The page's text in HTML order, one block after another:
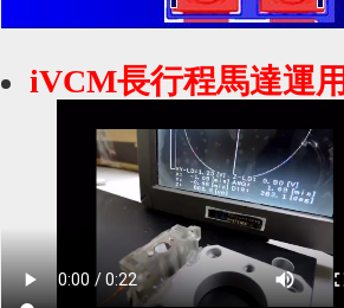
iVCM長行程馬達運